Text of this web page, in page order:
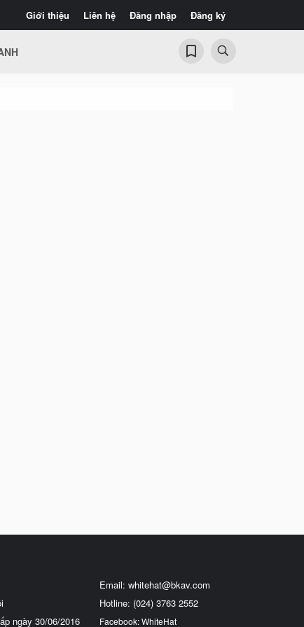
Giới thiệu Liên hệ Đăng nhập Đăng ký
ngày 30/06/2016
Email: whitehat@bkav.com
Hotline: (024) 3763 2552
Facebook: WhiteHat